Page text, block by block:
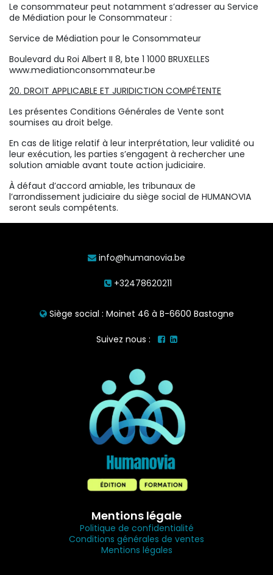
Le consommateur peut notamment s’adresser au Service
de Médiation pour le Consommateur :
Service de Médiation pour le Consommateur
Boulevard du Roi Albert II 8, bte 1 1000 BRUXELLES
www.mediationconsommateur.be
20. DROIT APPLICABLE ET JURIDICTION COMPÉTENTE
Les présentes Conditions Générales de Vente sont
soumises au droit belge.
En cas de litige relatif à leur interprétation, leur validité ou
leur exécution, les parties s’engagent à rechercher une
solution amiable avant toute action judiciaire.
À défaut d’accord amiable, les tribunaux de
l’arrondissement judiciaire du siège social de HUMANOVIA
seront seuls compétents.
info@humanovia.be
+32478620211
Siège social : Moinet 46 à B-6600 Bastogne
Suivez nous :
Mentions légale
Politique de confidentialité
Conditions générales de ventes
Mentions légales